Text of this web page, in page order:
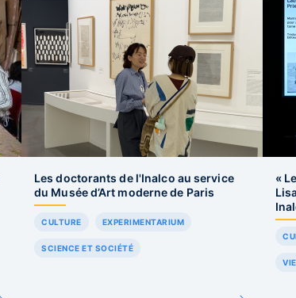
Les doctorants de l'Inalco au service
du Musée d’Art moderne de Paris
CULTURE EXPERIMENTARIUM
SCIENCE ET SOCIÉTÉ
«